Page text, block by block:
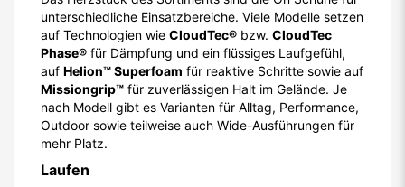
unterschiedliche Einsatzbereiche. Viele Modelle setzen
auf Technologien wie CloudTec® bzw. CloudTec
Phase® für Dämpfung und ein flüssiges Laufgefühl,
auf Helion™ Superfoam für reaktive Schritte sowie auf
Missiongrip™ für zuverlässigen Halt im Gelände. Je
nach Modell gibt es Varianten für Alltag, Performance,
Outdoor sowie teilweise auch Wide-Ausführungen für
mehr Platz.
Laufen